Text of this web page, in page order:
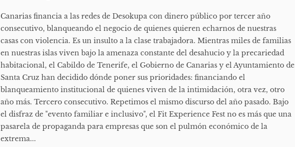
Canarias financia a las redes de Desokupa con dinero público por tercer año
consecutivo, blanqueando el negocio de quienes quieren echarnos de nuestras
casas con violencia. Es un insulto a la clase trabajadora. Mientras miles de familias
en nuestras islas viven bajo la amenaza constante del desahucio y la precariedad
habitacional, el Cabildo de Tenerife, el Gobierno de Canarias y el Ayuntamiento de
Santa Cruz han decidido dónde poner sus prioridades: financiando el
blanqueamiento institucional de quienes viven de la intimidación, otra vez, otro
año más. Tercero consecutivo. Repetimos el mismo discurso del año pasado. Bajo
el disfraz de "evento familiar e inclusivo", el Fit Experience Fest no es más que una
pasarela de propaganda para empresas que son el pulmón económico de la
extrema...